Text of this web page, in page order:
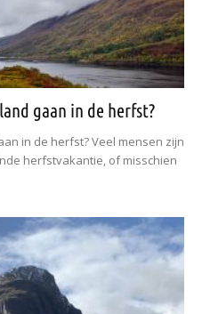
gaan in de herfst?
in de herfst? Veel mensen zijn
herfstvakantie, of misschien